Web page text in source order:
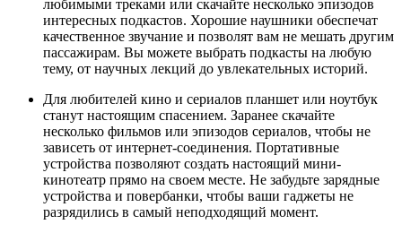
любимыми треками или скачайте несколько эпизодов
интересных подкастов. Хорошие наушники обеспечат
качественное звучание и позволят вам не мешать другим
пассажирам. Вы можете выбрать подкасты на любую
тему, от научных лекций до увлекательных историй.
Для любителей кино и сериалов планшет или ноутбук
станут настоящим спасением. Заранее скачайте
несколько фильмов или эпизодов сериалов, чтобы не
зависеть от интернет-соединения. Портативные
устройства позволяют создать настоящий мини-
кинотеатр прямо на своем месте. Не забудьте зарядные
устройства и повербанки, чтобы ваши гаджеты не
разрядились в самый неподходящий момент.